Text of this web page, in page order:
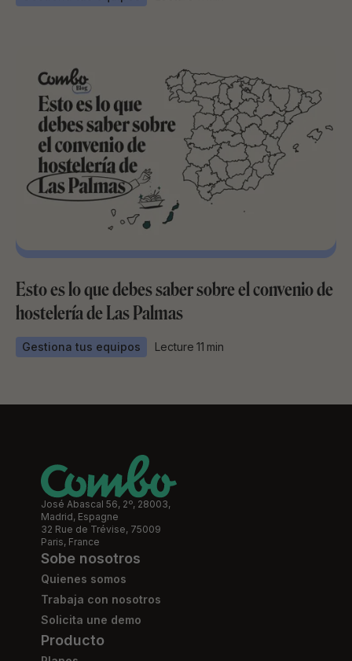
Esto es lo que debes saber sobre el convenio de
hostelería de Las Palmas
Gestiona tus equipos Lecture 11 min
José Abascal 56, 2º, 28003,
Madrid, Espagne
32 Rue de Trévise, 75009
Paris, France
Sobe nosotros
Quienes somos
Trabaja con nosotros
Solicita une demo
Producto